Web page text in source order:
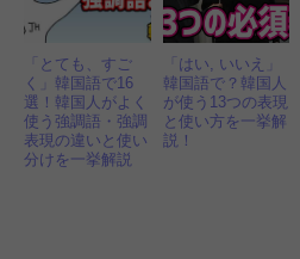
「とても、すご
く」韓国語で16
選！韓国人がよく
使う強調語・強調
表現の違いと使い
分けを一挙解説
「はい, いいえ」
韓国語で？韓国人
が使う13つの表現
と使い方を一挙解
説！